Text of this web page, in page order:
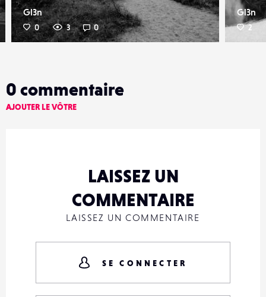
Gl3n
0 3 0
Gl3n
2
0 commentaire
AJOUTER LE VÔTRE
LAISSEZ UN
COMMENTAIRE
LAISSEZ UN COMMENTAIRE
SE CONNECTER